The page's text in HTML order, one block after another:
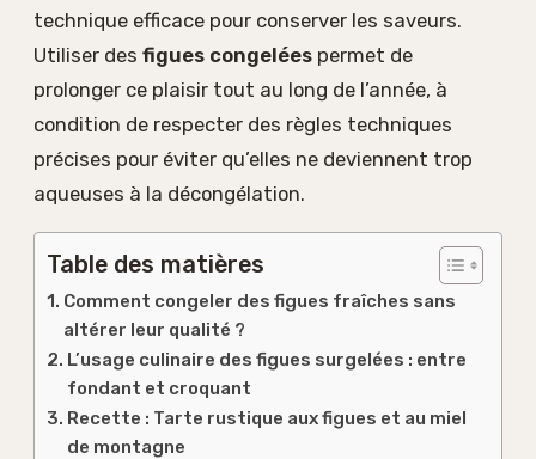
technique efficace pour conserver les saveurs.
Utiliser des figues congelées permet de
prolonger ce plaisir tout au long de l’année, à
condition de respecter des règles techniques
précises pour éviter qu’elles ne deviennent trop
aqueuses à la décongélation.
Table des matières
Comment congeler des figues fraîches sans
altérer leur qualité ?
L’usage culinaire des figues surgelées : entre
fondant et croquant
Recette : Tarte rustique aux figues et au miel
de montagne